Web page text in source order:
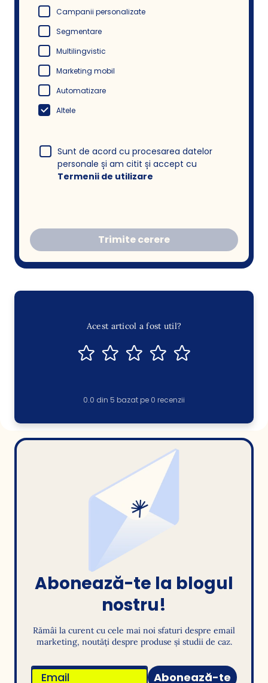
Campanii personalizate
Segmentare
Multilingvistic
Marketing mobil
Automatizare
Altele
Sunt de acord cu procesarea datelor
personale și am citit și accept cu
Termenii de utilizare
Trimite cerere
Acest articol a fost util?
0.0 din 5 bazat pe 0 recenzii
Abonează-te la blogul
nostru!
Rămâi la curent cu cele mai noi sfaturi despre email
marketing, noutăți despre produse și studii de caz.
Abonează-te